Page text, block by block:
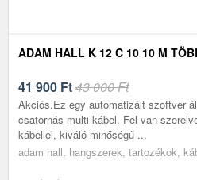
ADAM HALL K 12 C 10 10 M
41 900 Ft43 000 Ft
Akciós.Ez egy automatizált szoftver
csatornás multi-kábel. Fel van
kábellel, kiváló minőségű ...
adam hall, hangszerek, tartozékok,